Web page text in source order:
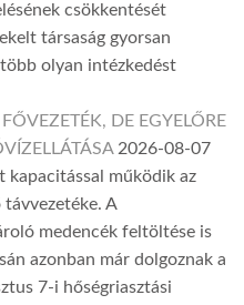
csökkentését
társaság gyorsan
olyan intézkedést
DE EGYELŐRE
2026-08-07
kapacitással működik az
A
medencék feltöltése is
azonban már dolgoznak a
7-i hőségriasztási